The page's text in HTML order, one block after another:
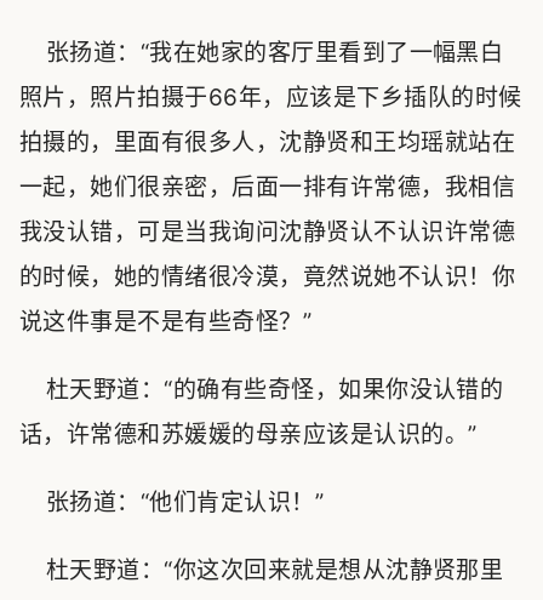
张扬道：“我在她家的客厅里看到了一幅黑白
照片，照片拍摄于66年，应该是下乡插队的时候
拍摄的，里面有很多人，沈静贤和王均瑶就站在
一起，她们很亲密，后面一排有许常德，我相信
我没认错，可是当我询问沈静贤认不认识许常德
的时候，她的情绪很冷漠，竟然说她不认识！你
说这件事是不是有些奇怪？”
杜天野道：“的确有些奇怪，如果你没认错的
话，许常德和苏媛媛的母亲应该是认识的。”
张扬道：“他们肯定认识！”
杜天野道：“你这次回来就是想从沈静贤那里